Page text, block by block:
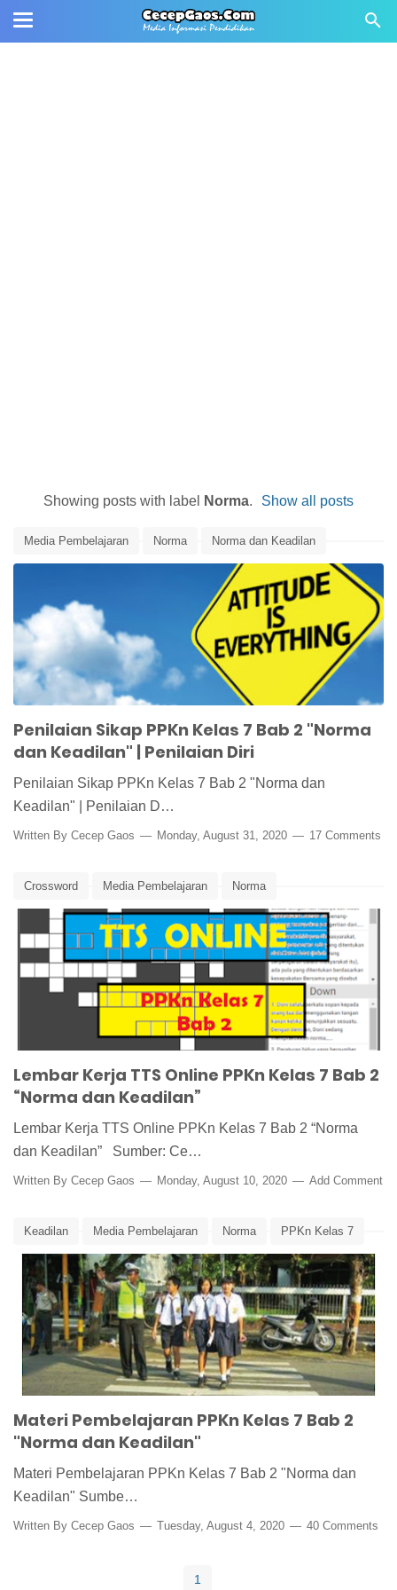
Showing posts with label Norma. Show all posts
Media Pembelajaran Norma Norma dan Keadilan
Penilaian Peserta Didik
Penilaian Sikap PPKn Kelas 7
Penilaian Sikap PPKn Kelas 7 Bab 2 "Norma
dan Keadilan" | Penilaian Diri
Penilaian Sikap PPKn Kelas 7 Bab 2 "Norma dan
Keadilan" | Penilaian D…
Written By Cecep Gaos Monday, August 31, 2020 17 Comments
Crossword Media Pembelajaran Norma
Norma dan Keadilan PPKn PPKn Kelas 7 TTS
TTS Online
Lembar Kerja TTS Online PPKn Kelas 7 Bab 2
“Norma dan Keadilan”
Lembar Kerja TTS Online PPKn Kelas 7 Bab 2 “Norma
dan Keadilan” Sumber: Ce…
Written By Cecep Gaos Monday, August 10, 2020 Add Comment
Keadilan Media Pembelajaran Norma PPKn Kelas 7
PPKn SMP Ringkasan Materi Ringkasan Materi PPKn
Materi Pembelajaran PPKn Kelas 7 Bab 2
"Norma dan Keadilan"
Materi Pembelajaran PPKn Kelas 7 Bab 2 "Norma dan
Keadilan" Sumbe…
Written By Cecep Gaos Tuesday, August 4, 2020 40 Comments
1